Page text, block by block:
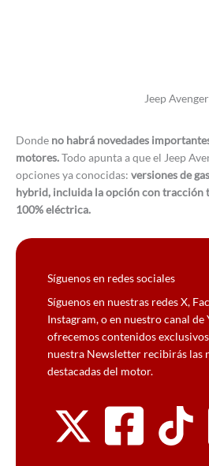
Jeep Avenger
Donde no habrá novedades
motores.Todo apunta a que el Jeep
opciones ya conocidas: versiones de
hybrid, incluida la opción con tracción
100% eléctrica.
Síguenos en redes sociales
Síguenos en nuestras redes X,
Instagram, o en nuestro canal de
ofrecemos contenidos
nuestra Newsletter recibirás las
destacadas del motor.